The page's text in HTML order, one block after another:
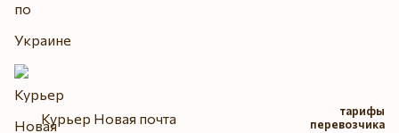
Курьер Новая почта
тарифы
перевозчика